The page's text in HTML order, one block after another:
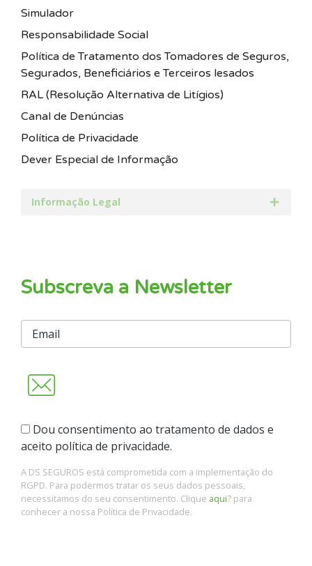
Simulador
Responsabilidade Social
Política de Tratamento dos Tomadores de Seguros,
Segurados, Beneficiários e Terceiros lesados
RAL (Resolução Alternativa de Litígios)
Canal de Denúncias
Política de Privacidade
Dever Especial de Informação
Informação Legal
Subscreva a Newsletter
Dou consentimento ao tratamento de dados e
aceito política de privacidade.
A DS SEGUROS está comprometida com a implementação do
RGPD. Para podermos tratar os seus dados pessoais,
necessitamos do seu consentimento. Clique aqui? para
conhecer a nossa Política de Privacidade.